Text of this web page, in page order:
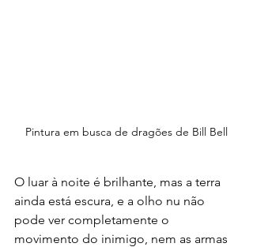
Pintura em busca de dragões de Bill Bell
O luar à noite é brilhante, mas a terra
ainda está escura, e a olho nu não
pode ver completamente o
movimento do inimigo, nem as armas